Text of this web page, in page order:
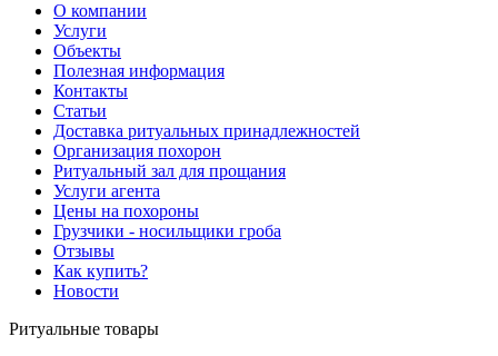
О компании
Услуги
Объекты
Полезная информация
Контакты
Статьи
Доставка ритуальных принадлежностей
Организация похорон
Ритуальный зал для прощания
Услуги агента
Цены на похороны
Грузчики - носильщики гроба
Отзывы
Как купить?
Новости
Ритуальные товары